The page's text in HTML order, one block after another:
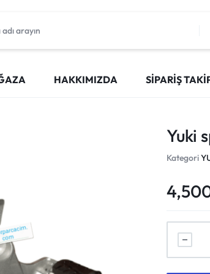
HAKKIMIZDA SIPARIŞ
Yuki
Kategori